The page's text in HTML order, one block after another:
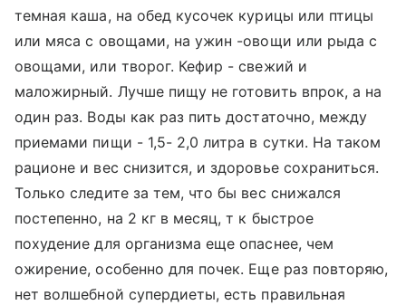
темная каша, на обед кусочек курицы или птицы
или мяса с овощами, на ужин -овощи или рыда с
овощами, или творог. Кефир - свежий и
маложирный. Лучше пищу не готовить впрок, а на
один раз. Воды как раз пить достаточно, между
приемами пищи - 1,5- 2,0 литра в сутки. На таком
рационе и вес снизится, и здоровье сохраниться.
Только следите за тем, что бы вес снижался
постепенно, на 2 кг в месяц, т к быстрое
похудение для организма еще опаснее, чем
ожирение, особенно для почек. Еще раз повторяю,
нет волшебной супердиеты, есть правильная